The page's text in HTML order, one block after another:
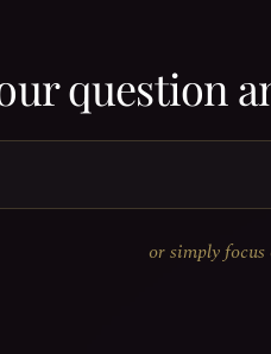
question
or simply